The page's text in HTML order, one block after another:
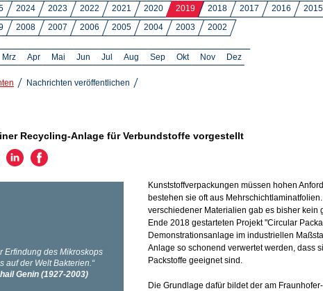
2024 2023 2022 2021 2020 2019 2018 2017 2016 2015
2008 2007 2006 2005 2004 2003 2002
Mrz Apr Mai Jun Jul Aug Sep Okt Nov Dez
Nachrichten veröffentlichen
Recycling-Anlage für Verbundstoffe vorgestellt
Kunststoffverpackungen müssen hohen
bestehen sie oft aus
verschiedener Materialien gab es bisher kein
Ende 2018 gestarteten Projekt "Circular
Demonstrationsanlage im industriellen
Anlage so schonend verwertet werden, dass
Packstoffe geeignet sind.
Die Grundlage dafür bildet der am